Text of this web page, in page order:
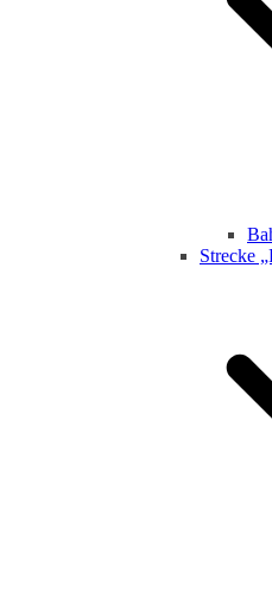
Strecke